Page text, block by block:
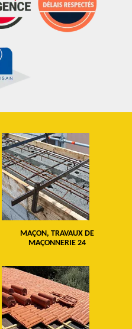
MAÇON, TRAVAUX DE
MAÇONNERIE 24